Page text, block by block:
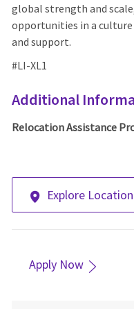
global strength and
opportunities in a
and support.
#LI-XL1
Additional
Relocation Assistance
Explore Location
Apply Now